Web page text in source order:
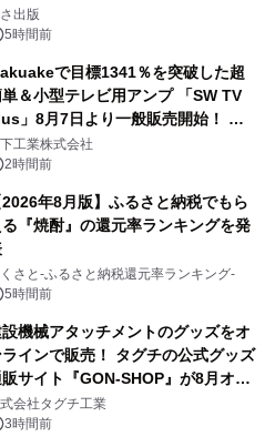
しての蕎麦』2026年8月25日
）発売
出版
5時間前
で目標1341％を突破した超
＆小型テレビ用アンプ 「SW TV
」8月7日より一般販売開始！ ケ
ル1本つなぐだけ、テレビの音が
と豊かに
工業株式会社
2時間前
2026年8月版】ふるさと納税でもら
る『焼酎』の還元率ランキングを発
さと-ふるさと納税還元率ランキング-
5時間前
機械アタッチメントのグッズをオ
ラインで販売！ タグチの公式グッズ
サイト『GON-SHOP』が8月オー
会社タグチ工業
3時間前